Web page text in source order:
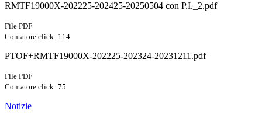
RMTF19000X-202225-202425-20250504 con P.I._2.pdf
File PDF
Contatore click: 114
PTOF+RMTF19000X-202225-202324-20231211.pdf
File PDF
Contatore click: 75
Notizie